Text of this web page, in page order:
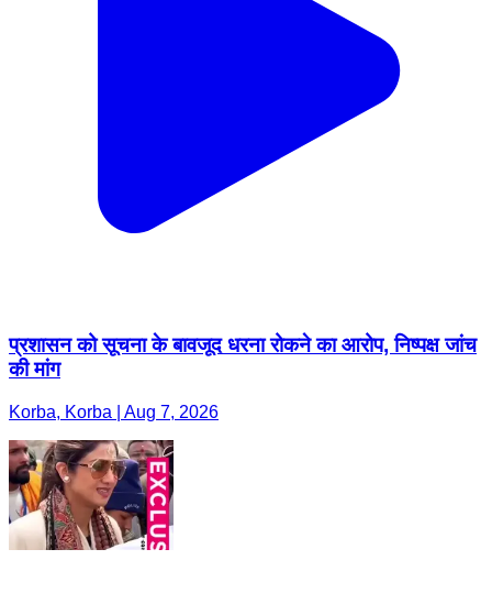
प्रशासन को सूचना के बावजूद धरना रोकने का आरोप, निष्पक्ष जांच
की मांग
Korba, Korba | Aug 7, 2026